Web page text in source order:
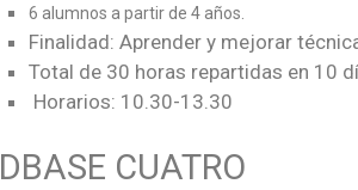
6 alumnos a partir de 4 años.
Finalidad: Aprender y mejorar
Total de 30 horas repartidas en 10
Horarios: 10.30-13.30
DBASE CUATRO